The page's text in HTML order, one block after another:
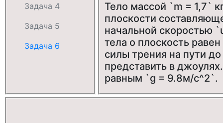
Тело массой `m = 1,7`
плоскости
начальной скоростью
тела о плоскость
силы трения на пути
представить в
равным `g = 9.8м/с^2`.
Задача 4
Задача 5
Задача 6